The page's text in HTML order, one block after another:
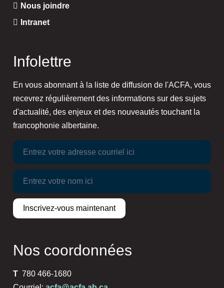
Nous joindre
Intranet
Infolettre
En vous abonnant à la liste de diffusion de l'ACFA, vous
recevrez régulièrement des informations sur des sujets
d'actualité, des enjeux et des nouveautés touchant la
francophonie albertaine.
Nos coordonnées
T 780 466-1680